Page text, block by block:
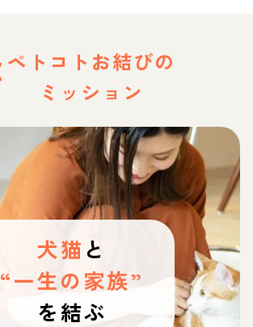
ペトコトお結びの
ミッション
犬猫 と
“一生の家族”
を結ぶ